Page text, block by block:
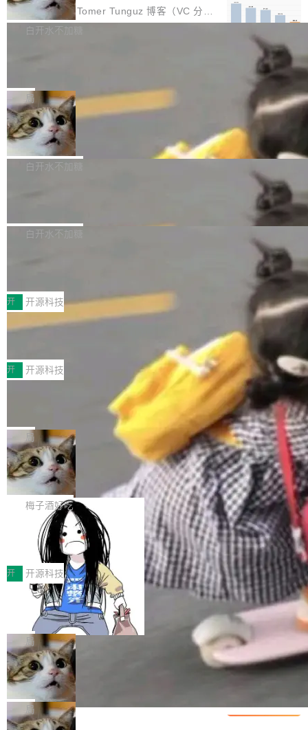
Z Flip8三款折叠屏新机均在7月22日发布，且全
部搭载骁龙8 Elite Gen5 for Galaxy，它们本该
眼的位置：「Software is made between com
mits」——软件是在 commit 之间写出来的。git
是把这段空隙补上。 回退到任何一次编辑：Delt
aDB 捕获 commit 之间的每一次操作，...
根据风险投资人Tomer Tunguz 博客（VC 分
析）披露的最新分析与第二季度业绩报告，Spac
微软同期总资本开支的四成。 与亚马逊、Alpha
bet、微软以及 Meta 等传统科技巨头相比，Spa
ceXAI的资金消耗速度尤为引人瞩目。然而，支
撑庞大支出的资金来源却呈现出截然不同的面
貌。数据显示，微软和 Meta 主要依托充沛的经
白开水不加糖
一个在终端里运行的编程 agent；Muse Spark
1.2，驱动这个 agent 的新模型。一句话概括：
你可以用 curl -fsSL https://dev.meta.ai/install.
sh | bash 安装一个能在大项目里自动规划、写
代码、验证结果的 AI 终端工具。 据介绍，Muse
个主 agent 循环，外加一组后台 agent。这些后
局
美团开源 LoHoSearch，用知识图谱校
准 AI 能力认知
机器出题的前提，是让机器拥有全局视野。整个
构建流程可以分为四个环节：建图 → 控制难度
白开水不加糖
库，并将作为transport接入Mooncake TENT。
MPComm将作为一种传输引擎接入Mooncake T
ENT，实现零拷贝传输性能提升30%、非零拷贝
传输性能最高提升5倍。UCL-MPComm底层基
于自研UCL-Engine通信引擎，后续腾讯网平将
持续开源更多基于UCL-Engine的高性能通信组
件。 腾讯网平团队在UCL-MPComm中实现了一
个独立于业务线程的全局通信引擎（Engine），
白开水不加糖
型案例入选名单》，深信服“面向企业研发场景的
开源 AI 编程平台 CoStrict 应用”凭借卓越的技术
创新与落地成效成功入选。 全链路私有化部署，
助力企业AI研发安全落地 当前，越来越多企业已
经开始引入 AI Coding 工具，通过调用公有云模
型或企业内部部署模型提升研发效率。但随着 AI
Coding 从个人辅助工具逐步走向团队级、组织
级应用，企业在规模化落地过程中，对安全性、
可控性和代码质量提出了更高要求。 首先是数据
安全与合规要求。对于大多数普通研发场景，公
有云模型能够满足快速试用和效率提升的需求。
但对于金融、能源、医疗等对数据安全要求较...
开 开源科技
深信服AI算力网关入选工信部人工智能
前不久，工业和信息化部正式发布《2025年人工
智能应用典型案例名单》，集中展示人工智能在
各领域的应用成果，覆盖技术底座、行业赋能、
产品应用、支撑保障、专题等五大方向。深信服
AI算力网关（AI创新平台）成功入选！ 随着各行
各业的Agent走向规模化建设，算力构成形态逐
渐丰富，用户关注的重点也在发生变化：不只是
让AI用起来，还要进一步看清混合算力时代下，
Token花在哪里、算力是否被充分利用，以及持
续增长的AI成本该如何优化。 深信服AI算力网关
正是围绕这些实际问题，从Token治理和成本治
理两个方面，让用户的每一份算力都看得清、管
得住、用得稳、省得下、更安全！ 一、从现在开
始，Token使用一目...
开 开源科技
Jeff Dean 离开 Google：一个时代的结
束，一个实验室的开始
Google 员工编号 20。MapReduce 作者之一。
Bigtable 作者之一。TensorFlow 的作者之一。
Gemini 的架构师。Google 首席科学家。 Jeff D
ean 在 Google 工作了 27 年后，宣布离职。 他
不是一个人走。一同离开的还有 Sanjay Ghema
wat（Google 员工编号 23，Jeff Dean 二十多
年的编程搭档，MapReduce 和 Bigtable 的共同
作者）、Quoc Le（Google 大脑核心成员，Se
q2Seq 和 DocAI 的共同发明人）以及 Oriol Vin
yals（Gemini 联合负责人，AlphaSta...
局
🔥 SolonCode v2026.8.4 发布：界面
字体可调、22 种语言、记忆搜索增强
打开终端就能上岗的全中文编码智能体，这一轮
把「看得清、用母语、记得住」三件事一次补
齐。 SolonCode 是什么 SolonCode 是杭州无
耳科技研发的企业级终端编码智能体——一位全
中文驱动的数字员工，自主理解需求、规划步
骤、编写代码。不挑模型、不挑平台，curl 一行
装完即用。 开源地址：Gitee · GitCode · GitHu
b 安装 支持 Java 8+（8~26）、macOS / Linu
x / Windows / Harmony PC。 # macOS / Linu
x / Harmony PC curl -fsSL https://solon.noea
r.org/solon...
梅子酒好吃
让“代码语义理解”深度释放AI Coding
价值潜能：华为云码道（CodeArts）
代码仓技术解析
一、代码仓深度理解技术的作用与价值 在软件工
程实践中，代码仓是企业核心知识资产的主要载
体。企业级代码仓库通常包含数十万乃至数百万
个文件，其规模远超单次模型调用可承载的上下
文窗口。随着项目规模的持续扩张与代码历史的
不断累积，代码仓中的模块关系、接口契约、业
务逻辑等关键信息往往分散于数十乃至数百个文
件之中，形成高度复杂的知识关联网络。传统的
代码检索手段（如关键词匹配、目录遍历）仅能
在语法层面完成文本定位，难以触及代码的语义
内涵与结构关联，导致开发者使用代码智能体在
开 开源科技
一条“删库”命令跑 17 小时，算法工程
师删光 89TB 数据只为干私活
最高人民检察院8月4日公布了一起案件：北京一
名90后算法工程师王某，为了给自己接的私活腾
服务器空间，删光了公司AI游戏部门的全部核心
数据。 王某2024年1月入职东城区某科技公司AI
短剧部门，有互联网大厂背景。在公司内部架构
调整期间，部门三次通知全员将数据从A集群迁
移到B集群，王某都回复了"收到"。 他没有迁移
局
Cloudflare 分享推理优化实践：KV ca
che 量化 + 权重压缩，吞吐量提升 4
1%，成本降 30%
Kimi 和 GLM 是当前最强的大模型系列之一，但
它们有一个共同的问题：太吃显存了。月之暗面
的 Kimi K 系列和智谱的 GLM 都是长上下文、M
局